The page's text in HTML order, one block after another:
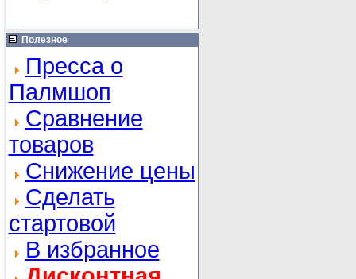
Полезное
Пресса о
Палмшоп
Сравнение
товаров
Снижение цены
Сделать
стартовой
В избранное